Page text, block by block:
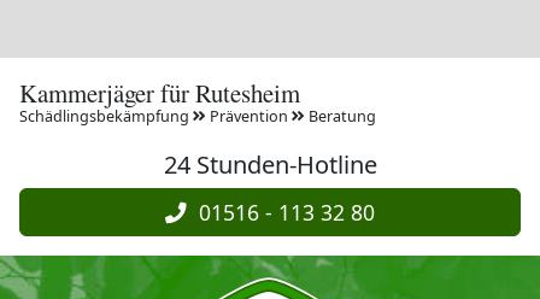
Kammerjäger für Rutesheim
Schädlingsbekämpfung Prävention Beratung
24 Stunden-Hotline
01516 - 113 32 80